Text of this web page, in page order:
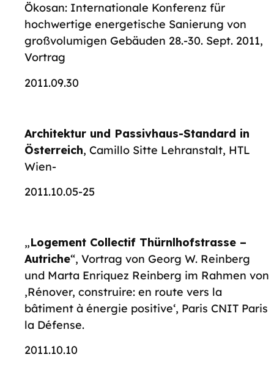
Ökosan: Internationale Konferenz für
hochwertige energetische Sanierung von
großvolumigen Gebäuden 28.-30. Sept. 2011,
Vortrag
2011.09.30
Architektur und Passivhaus-Standard in
Österreich, Camillo Sitte Lehranstalt, HTL
Wien-
2011.10.05-25
„Logement Collectif Thürnlhofstrasse –
Autriche“, Vortrag von Georg W. Reinberg
und Marta Enriquez Reinberg im Rahmen von
‚Rénover, construire: en route vers la
bâtiment à énergie positive‘, Paris CNIT Paris
la Défense.
2011.10.10